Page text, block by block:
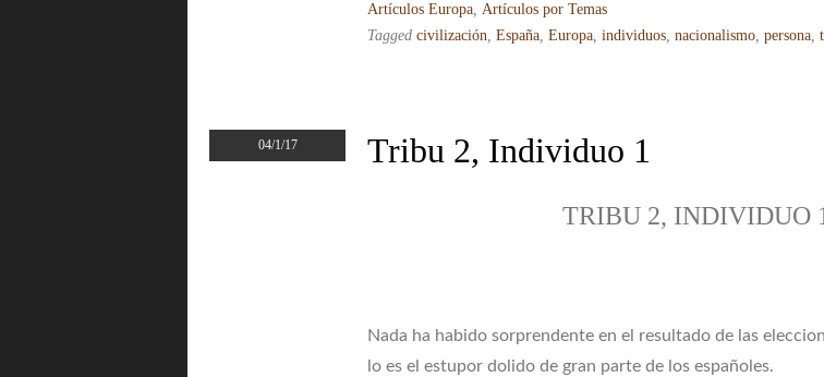
Artículos Europa, Artículos por Temas
Tagged civilización, España, Europa, individuos, nacionalismo, persona,
04/1/17 Tribu 2, Individuo 1
TRIBU 2, INDIVIDUO
Nada ha habido sorprendente en el resultado de las
lo es el estupor dolido de gran parte de los españoles.